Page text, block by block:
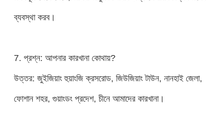
ব্যবস্থা করব।
7. প্রশ্ন: আপনার কারখানা কোথায়?
উত্তর: জুইজিয়াং হুয়াংজি ক্রসরোড, জিউজিয়াং টাউন, নানহাই জেলা,
ফোশান শহর, গুয়াংডং প্রদেশ, চীনে আমাদের কারখানা।